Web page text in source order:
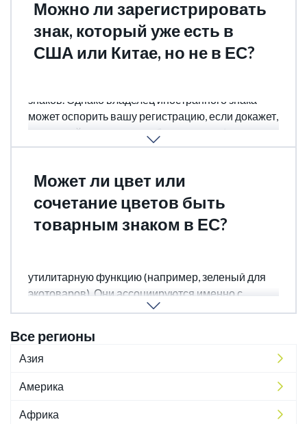
Можно ли зарегистрировать
знак, который уже есть в
США или Китае, но не в ЕС?
знаков. Однако владелец иностранного знака
может оспорить вашу регистрацию, если докажет,
что вы действовали недобросовестно (например,
скопировали известный бренд).
Может ли цвет или
сочетание цветов быть
товарным знаком в ЕС?
утилитарную функцию (например, зеленый для
экотоваров). Они ассоциируются именно с
Все регионы
Азия
Америка
Африка